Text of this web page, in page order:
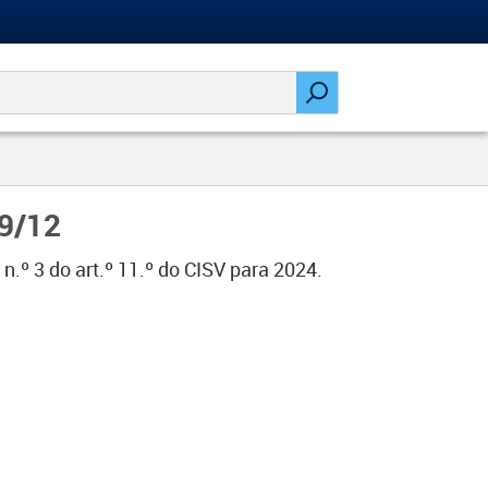
12
3 do art.º 11.º do CISV para 2024.